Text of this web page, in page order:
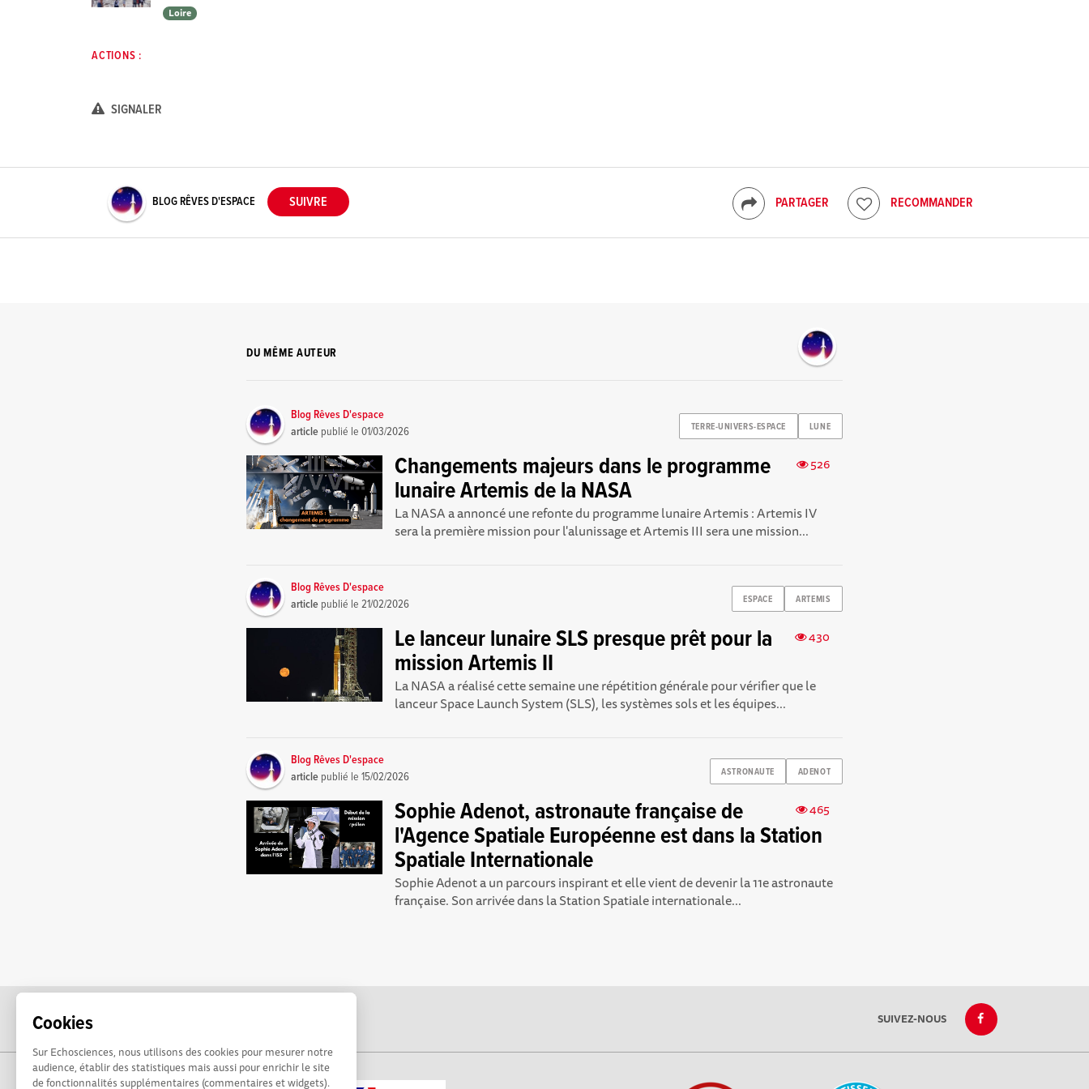
Cookies
Sur Echosciences, nous utilisons des cookies pour mesurer notre
audience, établir des statistiques mais aussi pour enrichir le site
de fonctionnalités supplémentaires (commentaires et widgets).
Loire
ACTIONS :
SIGNALER
PARTAGER RECOMMANDER
BLOG RÊVES D'ESPACE
DU MÊME AUTEUR
TERRE-UNIVERS-ESPACE LUNE
Blog Rêves D'espace
article publié le01/03/2026
526
Changements majeurs dans le programme
lunaire Artemis de la NASA
La NASA a annoncé une refonte du programme lunaire Artemis : Artemis IV
sera la première mission pour l'alunissage et Artemis III sera une mission...
ESPACE ARTEMIS
Blog Rêves D'espace
article publié le21/02/2026
430
Le lanceur lunaire SLS presque prêt pour la
mission Artemis II
La NASA a réalisé cette semaine une répétition générale pour vérifier que le
lanceur Space Launch System (SLS), les systèmes sols et les équipes...
ASTRONAUTE ADENOT
Blog Rêves D'espace
article publié le15/02/2026
465
Sophie Adenot, astronaute française de
l'Agence Spatiale Européenne est dans la Station
Spatiale Internationale
Sophie Adenot a un parcours inspirant et elle vient de devenir la 11e astronaute
française. Son arrivée dans la Station Spatiale internationale...
SUIVEZ-NOUS